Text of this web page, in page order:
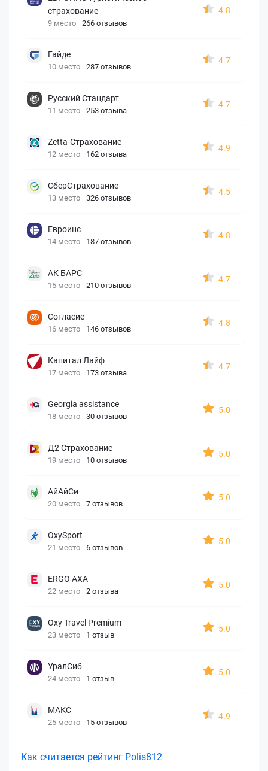
страхование
9 место 266 отзывов
4.8
Гайде
10 место 287 отзывов
4.7
Русский Стандарт
11 место 253 отзыва
4.7
Zetta-Страхование
12 место 162 отзыва
4.9
СберСтрахование
13 место 326 отзывов
4.5
Евроинс
14 место 187 отзывов
4.8
АК БАРС
15 место 210 отзывов
4.7
Согласие
16 место 146 отзывов
4.8
Капитал Лайф
17 место 173 отзыва
4.7
Georgia assistance
18 место 30 отзывов
5.0
Д2 Страхование
19 место 10 отзывов
5.0
АйАйСи
20 место 7 отзывов
5.0
OxySport
21 место 6 отзывов
5.0
ERGO AXA
22 место 2 отзыва
5.0
Oxy Travel Premium
23 место 1 отзыв
5.0
УралСиб
24 место 1 отзыв
5.0
МАКС
25 место 15 отзывов
4.9
Как считается рейтинг Polis812